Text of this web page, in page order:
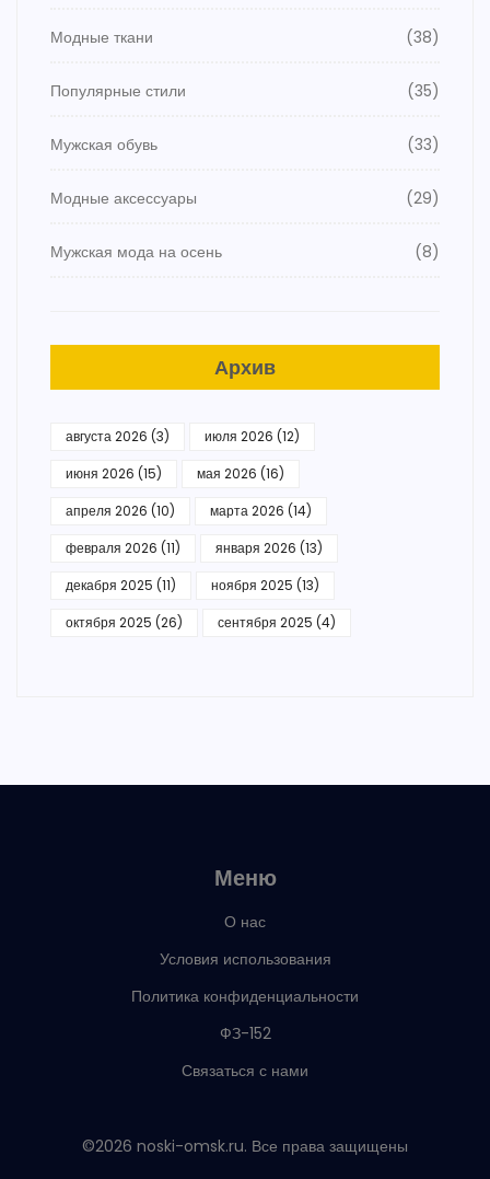
Модные ткани (38)
Популярные стили (35)
Мужская обувь (33)
Модные аксессуары (29)
Мужская мода на осень (8)
Архив
августа 2026 (3) июля 2026 (12)
июня 2026 (15) мая 2026 (16)
апреля 2026 (10) марта 2026 (14)
февраля 2026 (11) января 2026 (13)
декабря 2025 (11) ноября 2025 (13)
октября 2025 (26) сентября 2025 (4)
Меню
О нас
Условия использования
Политика конфиденциальности
ФЗ-152
Связаться с нами
©2026 noski-omsk.ru. Все права защищены